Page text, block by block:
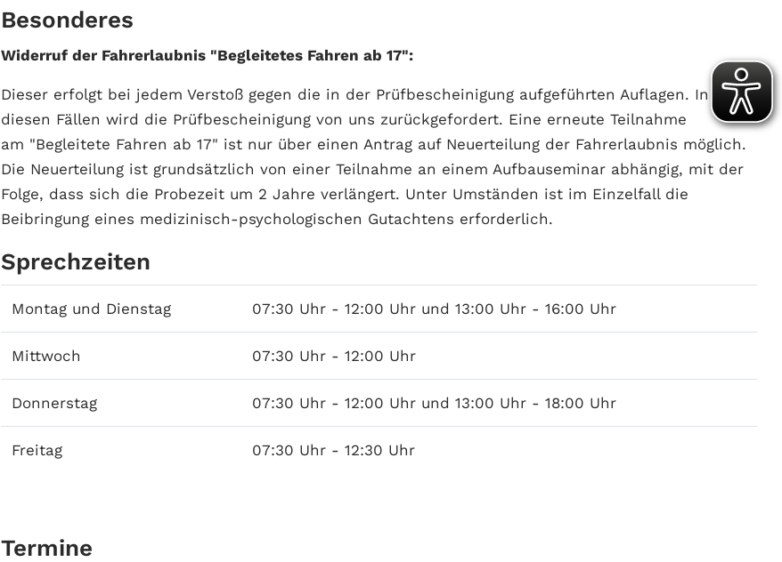
Besonderes
Widerruf der Fahrerlaubnis "Begleitetes Fahren ab 17":
Dieser erfolgt bei jedem Verstoß gegen die in der Prüfbescheinigung aufgeführten Auflagen. In
diesen Fällen wird die Prüfbescheinigung von uns zurückgefordert. Eine erneute Teilnahme
am "Begleitete Fahren ab 17" ist nur über einen Antrag auf Neuerteilung der Fahrerlaubnis möglich.
Die Neuerteilung ist grundsätzlich von einer Teilnahme an einem Aufbauseminar abhängig, mit der
Folge, dass sich die Probezeit um 2 Jahre verlängert. Unter Umständen ist im Einzelfall die
Beibringung eines medizinisch-psychologischen Gutachtens erforderlich.
Sprechzeiten
Montag und Dienstag 07:30 Uhr - 12:00 Uhr und 13:00 Uhr - 16:00 Uhr
Mittwoch 07:30 Uhr - 12:00 Uhr
Donnerstag 07:30 Uhr - 12:00 Uhr und 13:00 Uhr - 18:00 Uhr
Freitag 07:30 Uhr - 12:30 Uhr
Termine